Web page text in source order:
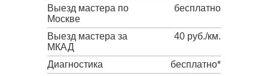
Выезд мастера по
Москве
бесплатно
Выезд мастера за
МКАД
40 руб./км.
Диагностика
бесплатно*